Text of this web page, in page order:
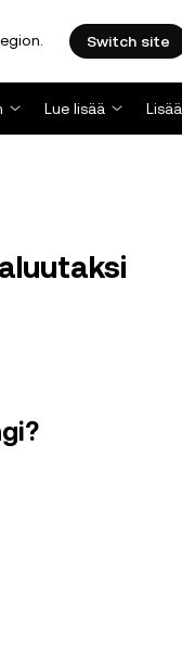
Switch site
Lue lisää Lisää